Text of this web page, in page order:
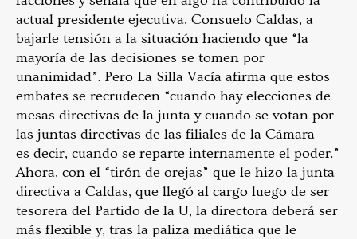
actual presidente ejecutiva, Consuelo Caldas, a
bajarle tensión a la situación haciendo que “la
mayoría de las decisiones se tomen por
unanimidad”. Pero La Silla Vacía afirma que estos
embates se recrudecen “cuando hay elecciones de
mesas directivas de la junta y cuando se votan por
las juntas directivas de las filiales de la Cámara —
es decir, cuando se reparte internamente el poder.”
Ahora, con el “tirón de orejas” que le hizo la junta
directiva a Caldas, que llegó al cargo luego de ser
tesorera del Partido de la U, la directora deberá ser
más flexible y, tras la paliza mediática que le